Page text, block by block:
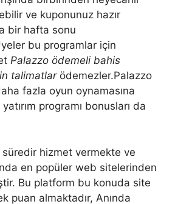
ve kuponunuz hazır
bir hafta sonu
bu programlar için
Palazzo ödemeli bahis
talimatlarödemezler.Palazzo
fazla oyun oynamasına
programı bonusları da
hizmet vermekte ve
en popüler web sitelerinden
Bu platform bu konuda site
puan almaktadır, Anında